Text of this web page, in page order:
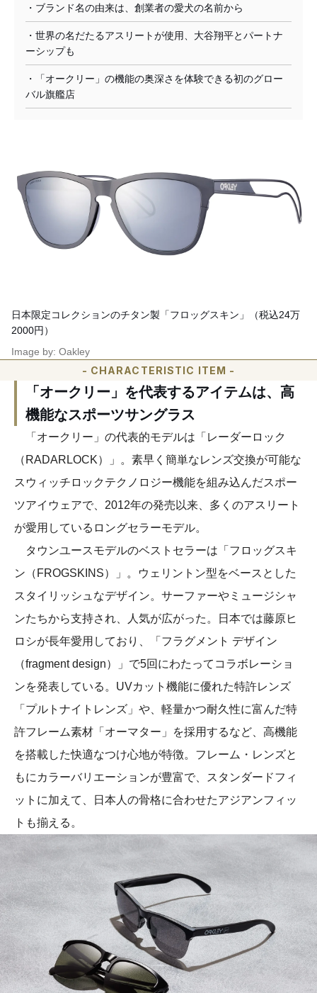
・ブランド名の由来は、創業者の愛犬の名前から
・世界の名だたるアスリートが使用、大谷翔平とパートナ
ーシップも
・「オークリー」の機能の奥深さを体験できる初のグロー
バル旗艦店
日本限定コレクションのチタン製「フロッグスキン」（税込24万
2000円）
Image by: Oakley
- CHARACTERISTIC ITEM -
「オークリー」を代表するアイテムは、高
機能なスポーツサングラス
「オークリー」の代表的モデルは「レーダーロック
（RADARLOCK）」。素早く簡単なレンズ交換が可能な
スウィッチロックテクノロジー機能を組み込んだスポー
ツアイウェアで、2012年の発売以来、多くのアスリート
が愛用しているロングセラーモデル。
タウンユースモデルのベストセラーは「フロッグスキ
ン（FROGSKINS）」。ウェリントン型をベースとした
スタイリッシュなデザイン。サーファーやミュージシャ
ンたちから支持され、人気が広がった。日本では藤原ヒ
ロシが長年愛用しており、「フラグメント デザイン
（fragment design）」で5回にわたってコラボレーショ
ンを発表している。UVカット機能に優れた特許レンズ
「プルトナイトレンズ」や、軽量かつ耐久性に富んだ特
許フレーム素材「オーマター」を採用するなど、高機能
を搭載した快適なつけ心地が特徴。フレーム・レンズと
もにカラーバリエーションが豊富で、スタンダードフィ
ットに加えて、日本人の骨格に合わせたアジアンフィッ
トも揃える。